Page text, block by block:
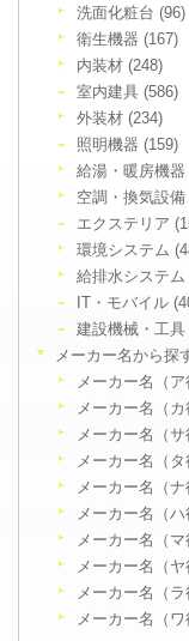
洗面化粧台 (96)
衛生機器 (167)
内装材 (248)
室内建具 (586)
外装材 (234)
照明機器 (159)
給湯・暖房機器
空調・換気設備
エクステリア
環境システム
給排水システム
IT・モバイル
建設機械・工
メーカー名から探
メーカー名（
メーカー名（
メーカー名（
メーカー名（
メーカー名（
メーカー名（
メーカー名（
メーカー名（
メーカー名（
メーカー名（